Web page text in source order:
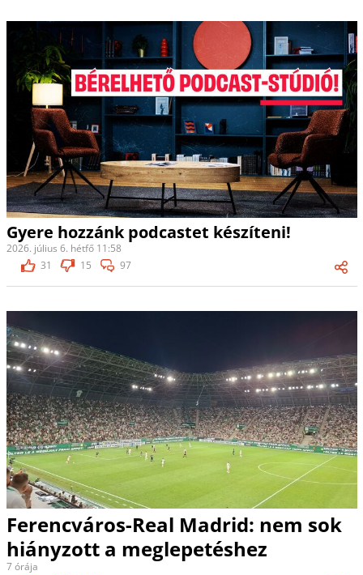
Gyere hozzánk podcastet készíteni!
2026. július 6. hétfő 11:58
31
15 97
Ferencváros-Real Madrid: nem sok
hiányzott a meglepetéshez
7 órája